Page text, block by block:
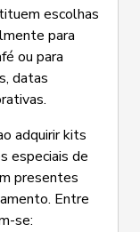
escolhas
para
ou para
datas
adquirir kits
especiais de
presentes
Entre
se: